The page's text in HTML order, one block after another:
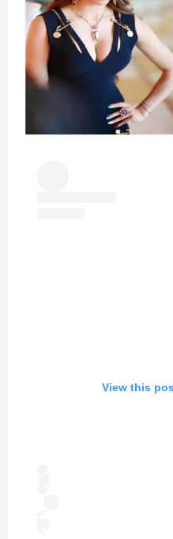
View this